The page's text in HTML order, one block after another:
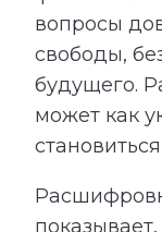
вопросы
свободы,
будущего.
может как